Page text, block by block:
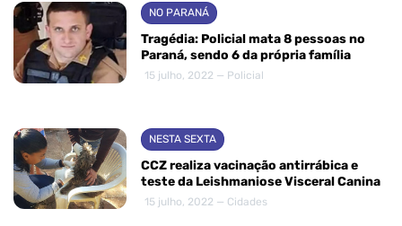
NO PARANÁ
Tragédia: Policial mata 8 pessoas no
Paraná, sendo 6 da própria família
15 julho, 2022 — Policial
NESTA SEXTA
CCZ realiza vacinação antirrábica e
teste da Leishmaniose Visceral Canina
15 julho, 2022 — Cidades